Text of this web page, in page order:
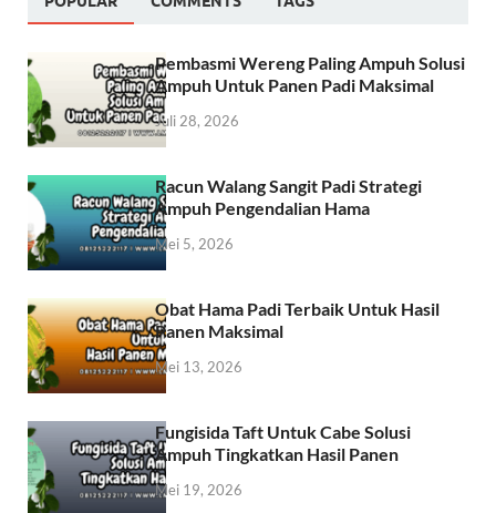
Pembasmi Wereng Paling Ampuh Solusi
Ampuh Untuk Panen Padi Maksimal
Juli 28, 2026
Racun Walang Sangit Padi Strategi
Ampuh Pengendalian Hama
Mei 5, 2026
Obat Hama Padi Terbaik Untuk Hasil
Panen Maksimal
Mei 13, 2026
Fungisida Taft Untuk Cabe Solusi
Ampuh Tingkatkan Hasil Panen
Mei 19, 2026